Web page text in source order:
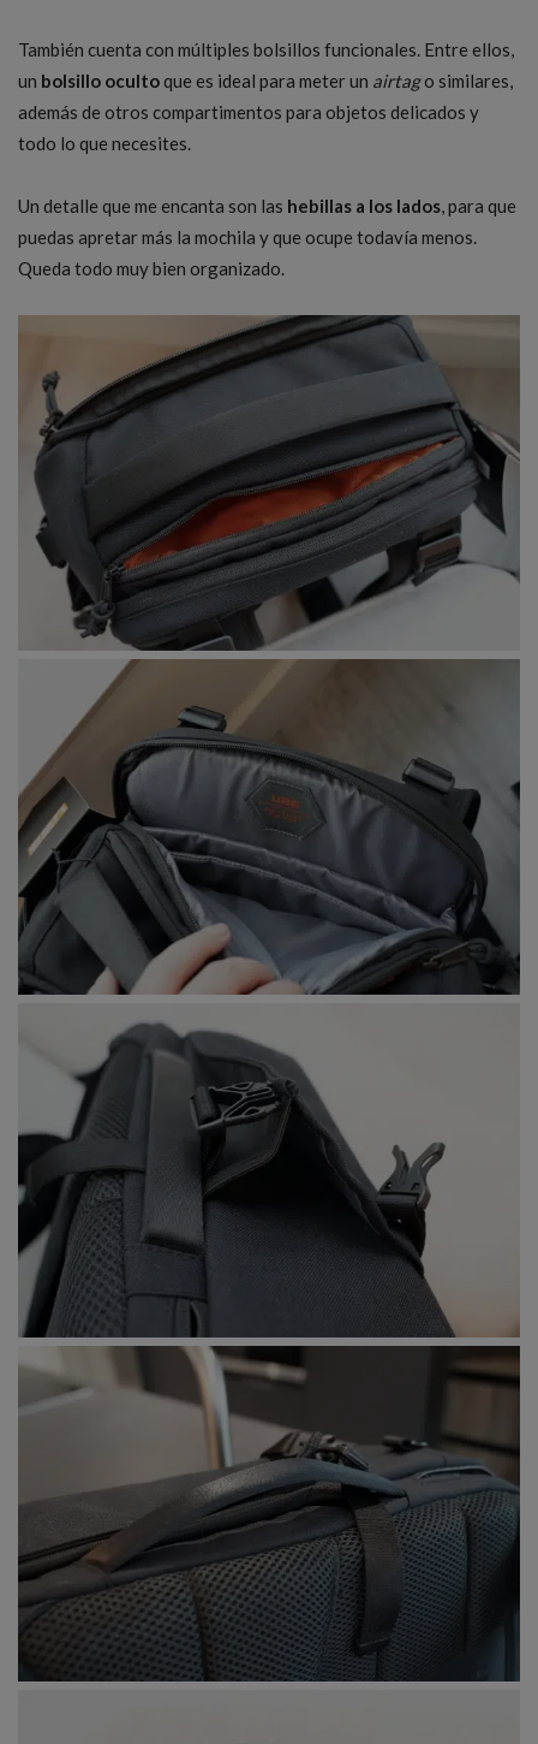
También cuenta con múltiples bolsillos funcionales. Entre ellos,
un bolsillo ocultoque es ideal para meter un airtago similares,
además de otros compartimentos para objetos delicados y
todo lo que necesites.
Un detalle que me encanta son las hebillas a los lados, para que
puedas apretar más la mochila y que ocupe todavía menos.
Queda todo muy bien organizado.